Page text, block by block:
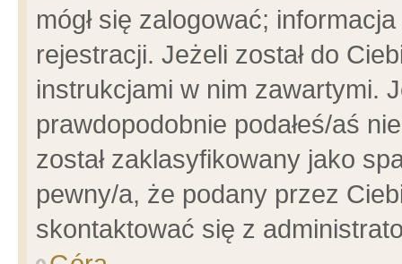
mógł się zalogować;
rejestracji. Jeżeli został do
instrukcjami w nim zawartymi.
prawdopodobnie podałeś/aś
został zaklasyfikowany jako
pewny/a, że podany przez
skontaktować się z